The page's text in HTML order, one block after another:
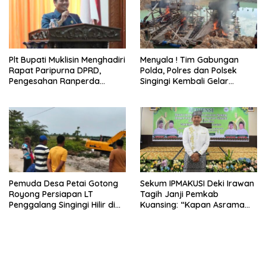
Plt Bupati Muklisin Menghadiri
Rapat Paripurna DPRD,
Pengesahan Ranperda
Menyala ! Tim Gabungan
Polda, Polres dan Polsek
Singingi Kembali Gelar
Pemuda Desa Petai Gotong
Royong Persiapan LT
Penggalang Singingi Hilir di
Sekum IPMAKUSI Deki Irawan
Tagih Janji Pemkab
Kuansing: “Kapan Asrama